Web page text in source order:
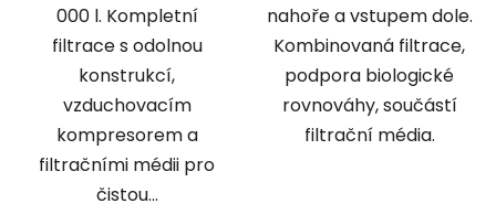
000 l. Kompletní
filtrace s odolnou
konstrukcí,
vzduchovacím
kompresorem a
filtračními médii pro
čistou...
nahoře a vstupem dole.
Kombinovaná filtrace,
podpora biologické
rovnováhy, součástí
filtrační média.